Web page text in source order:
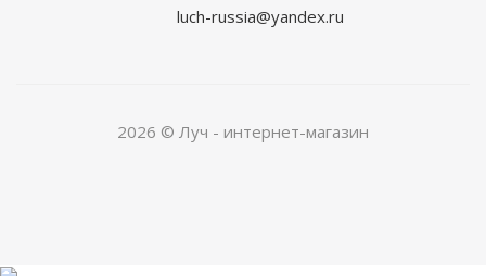
luch-russia@yandex.ru
2026 © Луч - интернет-магазин